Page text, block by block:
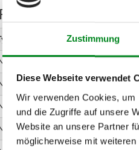
Zustimmung
Diese Webseite verwendet
Wir verwenden Cookies,
und die Zugriffe auf unsere
Website an unsere Partner
möglicherweise mit
G-KLASSE (W463) G 400 CDI
G-KLASSE Gel?ndewagen offen
M-KLASSE (W163) ML 400 CDI
M-KLASSE (W164) ML 420 CDI